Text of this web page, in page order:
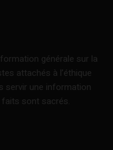
générale sur la
attachés à l’éthique
servir une information
faits sont sacrés.